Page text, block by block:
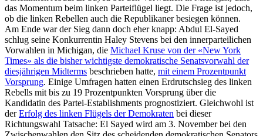
das Momentum beim linken Parteiflügel liegt. Die Frage ist jedoch,
ob die linken Rebellen auch die Republikaner besiegen können.
Am Ende war der Sieg dann doch eher knapp: Abdul El-Sayed
schlug seine Konkurrentin Haley Stevens bei den innerparteilichen
Vorwahlen in Michigan, die Michael Kruse von der «New York
Times» als die bisher wichtigste demokratische Senatsvorwahl der
diesjährigen Midterms beschrieben hatte, mit einem Prozentpunkt
Vorsprung. Einige Umfragen hatten einen Erdrutschsieg des linken
Rebells mit bis zu 19 Prozentpunkten Vorsprung über die
Kandidatin des Partei-Establishments prognostiziert. Gleichwohl ist
derErfolg des linken Flügels der Demokraten bei dieser
Richtungswahl Tatsache: El Sayed wird am 3. November bei den